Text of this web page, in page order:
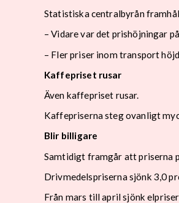
Statistiska centralbyrån
– Vidare var det prishöjningar
– Fler priser inom transport
Kaffepriset rusar
Även kaffepriset rusar.
Kaffepriserna steg ovanligt
Blir billigare
Samtidigt framgår att priserna
Drivmedelspriserna sjönk 3,0
Från mars till april sjönk